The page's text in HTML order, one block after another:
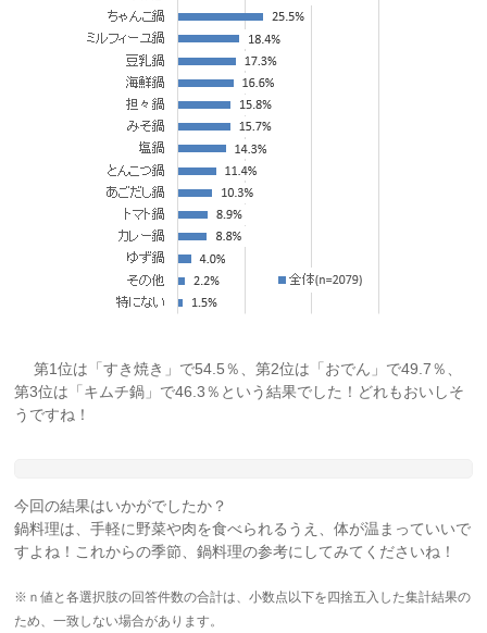
第1位は「すき焼き」で54.5％、第2位は「おでん」で49.7％、
第3位は「キムチ鍋」で46.3％という結果でした！どれもおいしそ
うですね！
今回の結果はいかがでしたか？
鍋料理は、手軽に野菜や肉を食べられるうえ、体が温まっていいで
すよね！これからの季節、鍋料理の参考にしてみてくださいね！
※ｎ値と各選択肢の回答件数の合計は、小数点以下を四捨五入した集計結果の
ため、一致しない場合があります。